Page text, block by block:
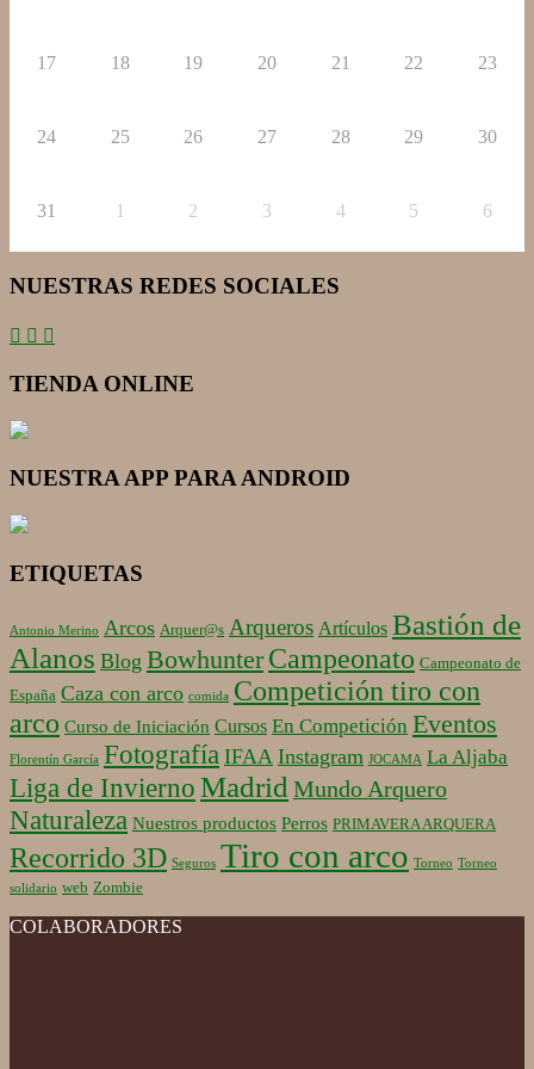
17 18 19 20 21 22 23
24 25 26 27 28 29 30
31 1 2 3 4 5 6
NUESTRAS REDES SOCIALES
TIENDA ONLINE
NUESTRA APP PARA ANDROID
ETIQUETAS
Antonio Merino Arcos Arquer@s Arqueros Artículos Bastión de
Alanos Blog Bowhunter Campeonato Campeonato de
España Caza con arco comida Competición tiro con
arco Curso de Iniciación Cursos En Competición Eventos
Florentín García Fotografía IFAA Instagram JOCAMA La Aljaba
Liga de Invierno Madrid Mundo Arquero
Naturaleza Nuestros productos Perros PRIMAVERA ARQUERA
Recorrido 3D Seguros Tiro con arco Torneo Torneo
solidario web Zombie
COLABORADORES